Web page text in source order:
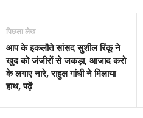
पिछला लेख
आप के इकलौते सांसद सुशील रिंकू ने
खुद को जंजीरों से जकड़ा, आजाद करो
के लगाए नारे, राहुल गांधी ने मिलाया
हाथ, पढ़ें